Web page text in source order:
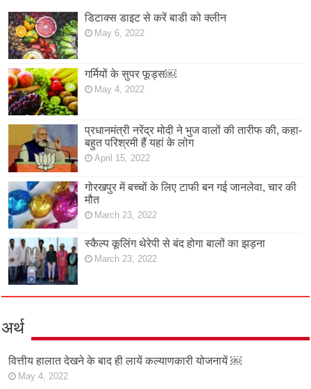
डिटाक्स डाइट से करें बाडी को क्लीन
May 6, 2022
गर्मियों के सुपर फूड्स￼
May 4, 2022
प्रधानमंत्री नरेंद्र मोदी ने भुज वालों की तारीफ की, कहा-
बहुत परिश्रमी हैं यहां के लोग
April 15, 2022
गोरखपुर में बच्चों के लिए टाफी बन गई जानलेवा, चार की
मौत
March 23, 2022
स्कैल्प कूलिंग थेरेपी से बंद होगा बालों का झड़ना
March 23, 2022
अर्थ
वित्तीय हालात देखने के बाद ही लायें कल्याणकारी योजनायें ￼
May 4, 2022